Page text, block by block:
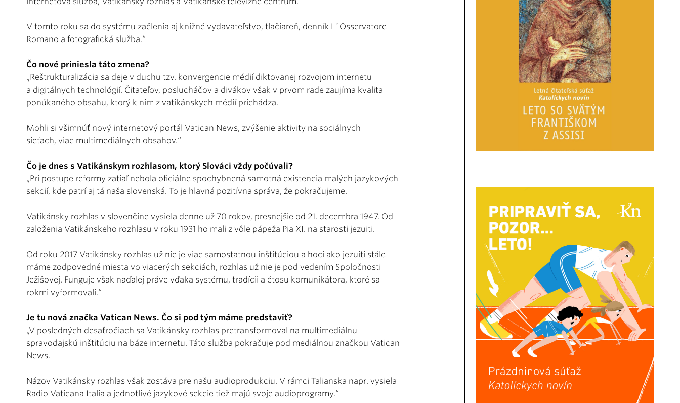
V tomto roku sa do systému začlenia aj knižné vydavateľstvo, tlačiareň, denník L´Osservatore
Romano a fotografická služba.“
Čo nové priniesla táto zmena?
„Reštrukturalizácia sa deje v duchu tzv. konvergencie médií diktovanej rozvojom internetu
a digitálnych technológií. Čitateľov, poslucháčov a divákov však v prvom rade zaujíma kvalita
ponúkaného obsahu, ktorý k nim z vatikánskych médií prichádza.
Mohli si všimnúť nový internetový portál Vatican News, zvýšenie aktivity na sociálnych
sieťach, viac multimediálnych obsahov.“
Čo je dnes s Vatikánskym rozhlasom, ktorý Slováci vždy počúvali?
„Pri postupe reformy zatiaľ nebola oficiálne spochybnená samotná existencia malých jazykových
sekcií, kde patrí aj tá naša slovenská. To je hlavná pozitívna správa, že pokračujeme.
Vatikánsky rozhlas v slovenčine vysiela denne už 70 rokov, presnejšie od 21. decembra 1947. Od
založenia Vatikánskeho rozhlasu v roku 1931 ho mali z vôle pápeža Pia XI. na starosti jezuiti.
Od roku 2017 Vatikánsky rozhlas už nie je viac samostatnou inštitúciou a hoci ako jezuiti stále
máme zodpovedné miesta vo viacerých sekciách, rozhlas už nie je pod vedením Spoločnosti
Ježišovej. Funguje však naďalej práve vďaka systému, tradícii a étosu komunikátora, ktoré sa
rokmi vyformovali.“
Je tu nová značka Vatican News. Čo si pod tým máme predstaviť?
„V posledných desaťročiach sa Vatikánsky rozhlas pretransformoval na multimediálnu
spravodajskú inštitúciu na báze internetu. Táto služba pokračuje pod mediálnou značkou Vatican
News.
Názov Vatikánsky rozhlas však zostáva pre našu audioprodukciu. V rámci Talianska napr. vysiela
Radio Vaticana Italia a jednotlivé jazykové sekcie tiež majú svoje audioprogramy.“